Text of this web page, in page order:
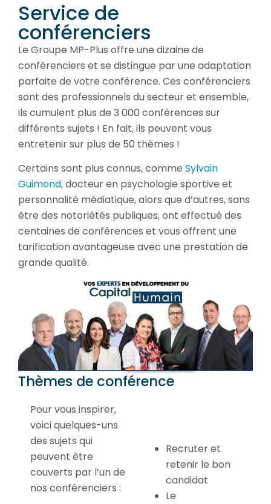
Service de
conférenciers
Le Groupe MP-Plus offre une dizaine de
conférenciers et se distingue par une adaptation
parfaite de votre conférence. Ces conférenciers
sont des professionnels du secteur et ensemble,
ils cumulent plus de 3 000 conférences sur
différents sujets ! En fait, ils peuvent vous
entretenir sur plus de 50 thèmes !
Certains sont plus connus, comme Sylvain
Guimond, docteur en psychologie sportive et
personnalité médiatique, alors que d’autres, sans
être des notoriétés publiques, ont effectué des
centaines de conférences et vous offrent une
tarification avantageuse avec une prestation de
grande qualité.
Thèmes de conférence
Pour vous inspirer,
voici quelques-uns
des sujets qui
peuvent être
couverts par l’un de
nos conférenciers :
Recruter et
retenir le bon
candidat
Le